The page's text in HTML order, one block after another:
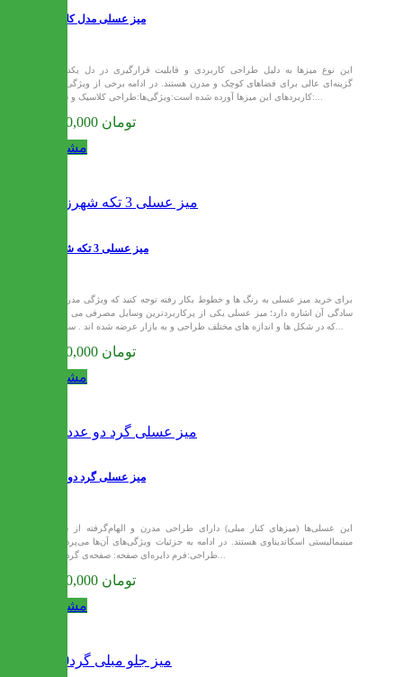
میز عسلی مدل کلاسیک
این نوع میزها به دلیل طراحی کاربردی و قابلیت قرارگیری در دل یکدیگر،
گزینه‌ای عالی برای فضاهای کوچک و مدرن هستند. در ادامه برخی از ویژگی‌ها و
کاربردهای این میزها آورده شده است:ویژگی‌ها:طراحی کلاسیک و شیک:...
7,920,000 تومان
مشاهده
میز عسلی 3 تکه شهرزاد
برای خرید میز عسلی به رنگ ها و خطوط بکار رفته توجه کنید که ویژگی مدرن به
سادگی آن اشاره دارد؛ میز عسلی یکی از پرکاربردترین وسایل مصرفی می باشد
8,000,000 تومان
مشاهده
میز عسلی گرد دو عددی
این عسلی‌ها (میزهای کنار مبلی) دارای طراحی مدرن و الهام‌گرفته از سبک
مینیمالیستی اسکاندیناوی هستند. در ادامه به جزئیات ویژگی‌های آن‌ها می‌پردازم:
طراحی:فرم دایره‌ای صفحه: صفحه‌ی گرد این...
8,580,000 تومان
مشاهده